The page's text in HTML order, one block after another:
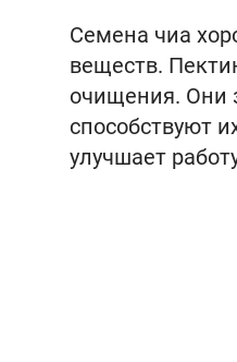
Семена чиа
веществ.
очищения. Они
способствуют
улучшает